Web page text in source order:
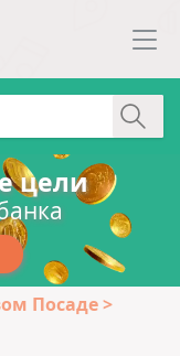
цели
Посаде